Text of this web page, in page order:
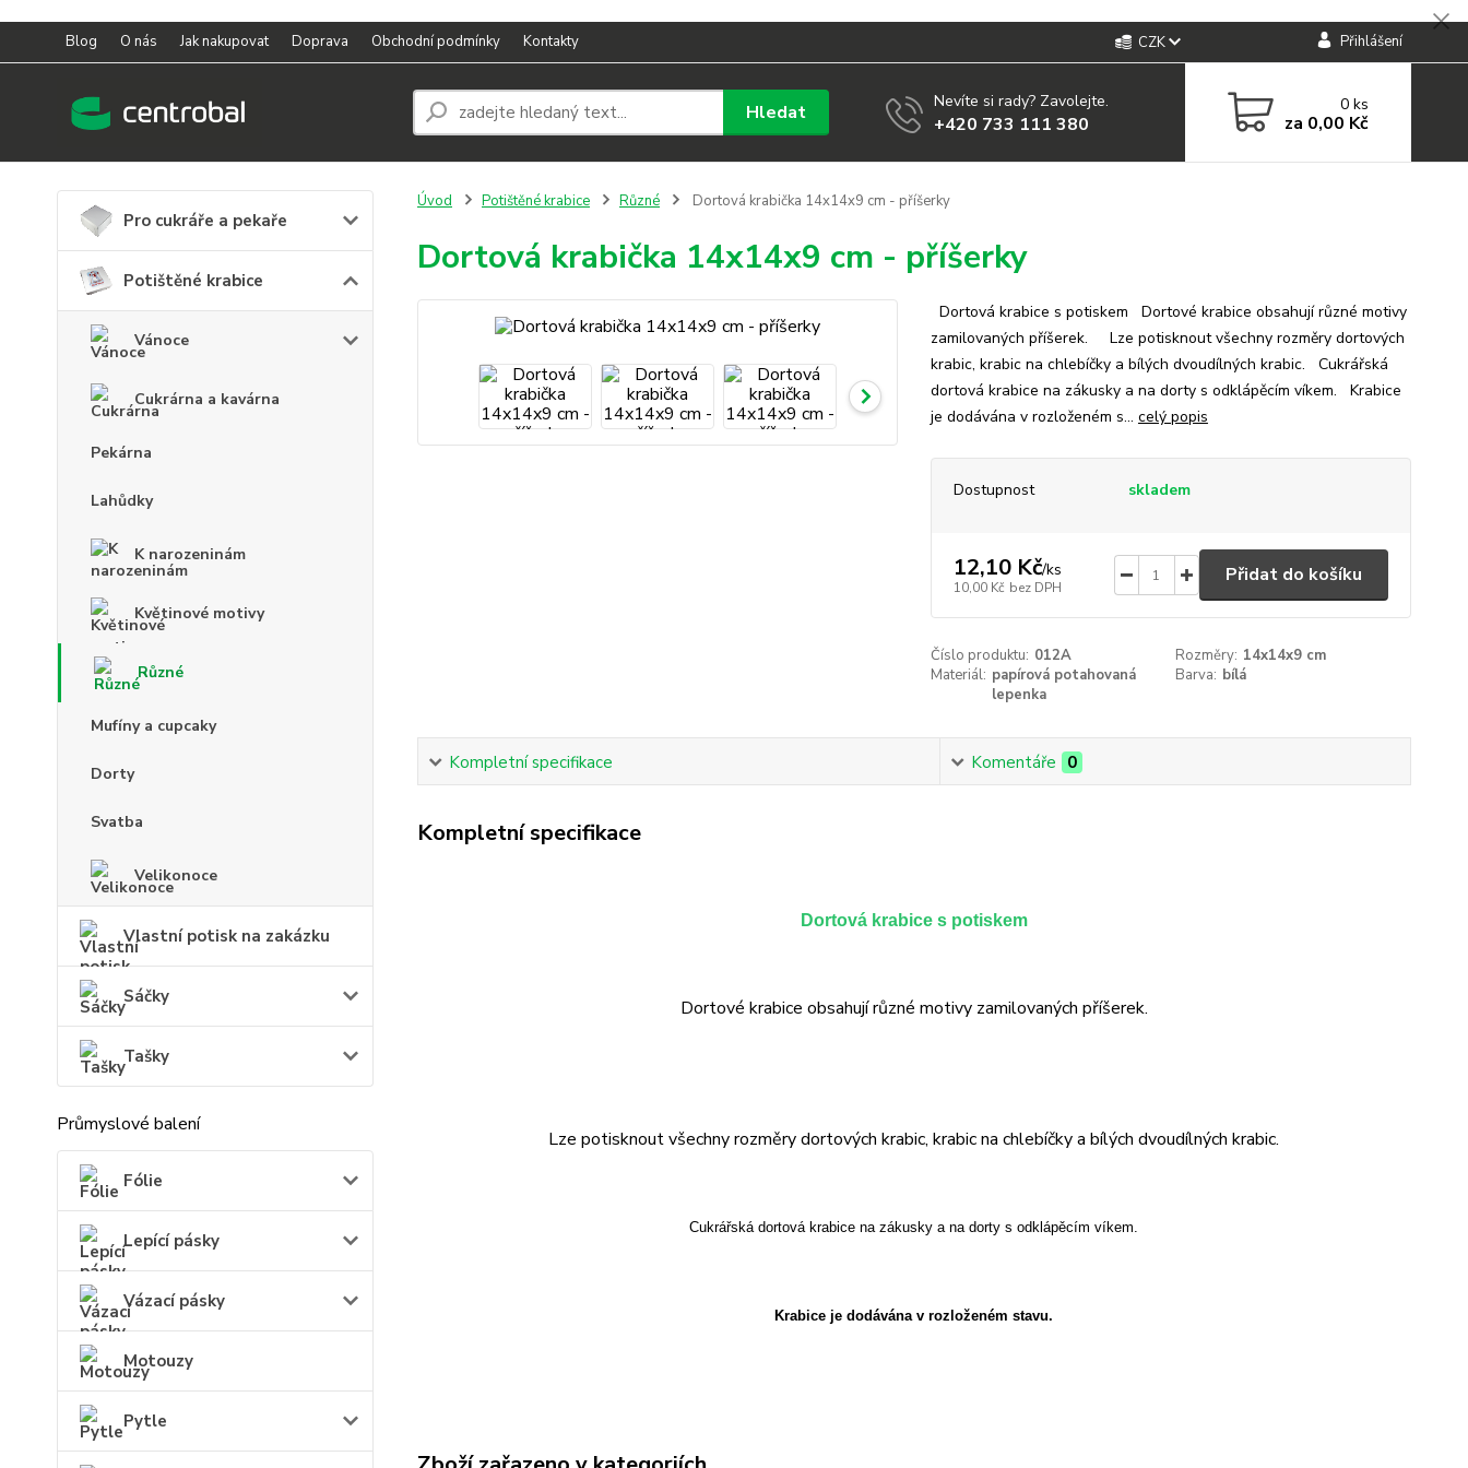
Blog O nás Jak nakupovat Doprava Obchodní podmínky Kontakty CZK Přihlášení
Hledat Nevíte si rady? Zavolejte.
+420 733 111 380
0ks
za 0,00 Kč
Pro cukráře a pekaře
Potištěné krabice
Vánoce
Cukrárna a kavárna
Pekárna
Lahůdky
K narozeninám
Květinové motivy
Různé
Mufíny a cupcaky
Dorty
Svatba
Velikonoce
Vlastní potisk na zakázku
Sáčky
Tašky
Průmyslové balení
Fólie
Lepící pásky
Vázací pásky
Motouzy
Pytle
Úvod Potištěné krabice Různé Dortová krabička 14x14x9 cm - příšerky
Dortová krabička 14x14x9 cm - příšerky
Dortová krabice s potiskem Dortové krabice obsahují různé motivy
zamilovaných příšerek. Lze potisknout všechny rozměry dortových
krabic, krabic na chlebíčky a bílých dvoudílných krabic. Cukrářská
dortová krabice na zákusky a na dorty s odklápěcím víkem. Krabice
je dodávána v rozloženém s... celý popis
Dostupnost skladem
12,10 Kč/ks
10,00 Kč bez DPH
Přidat do košíku
Číslo produktu: 012A Rozměry: 14x14x9 cm
Materiál: papírová potahovaná
lepenka
Barva: bílá
Kompletní specifikace Komentáře 0
Kompletní specifikace
Dortová krabice s potiskem
Dortové krabice obsahují různé motivy zamilovaných příšerek.
Lze potisknout všechny rozměry dortových krabic, krabic na chlebíčky a bílých dvoudílných krabic.
Cukrářská dortová krabice na zákusky a na dorty s odklápěcím víkem.
Krabice je dodávána v rozloženém stavu.